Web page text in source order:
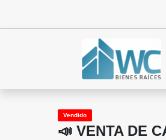
Vendido
📣 VENTA DE